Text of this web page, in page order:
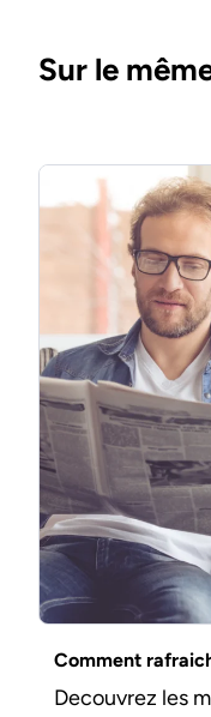
Sur le
Comment
Decouvrez les